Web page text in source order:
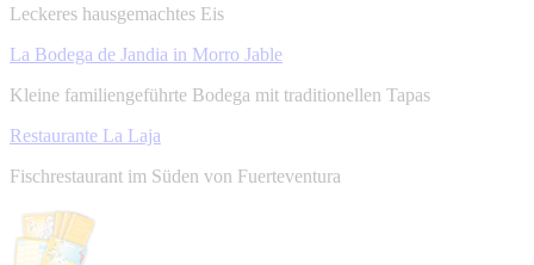
Leckeres hausgemachtes Eis
La Bodega de Jandia in Morro Jable
Kleine familiengeführte Bodega mit traditionellen Tapas
Restaurante La Laja
Fischrestaurant im Süden von Fuerteventura